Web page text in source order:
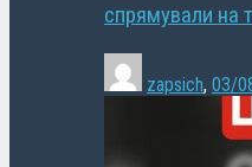
спрямували на
zapsich, 03/